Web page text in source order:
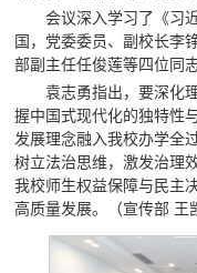
会议深入学习了《习
国，党委委员、副校长李
部副主任任俊莲等四位同
袁志勇指出，要深化
握中国式现代化的独特性
发展理念融入我校办学全
树立法治思维，激发治理
我校师生权益保障与民主
高质量发展。（宣传部 王